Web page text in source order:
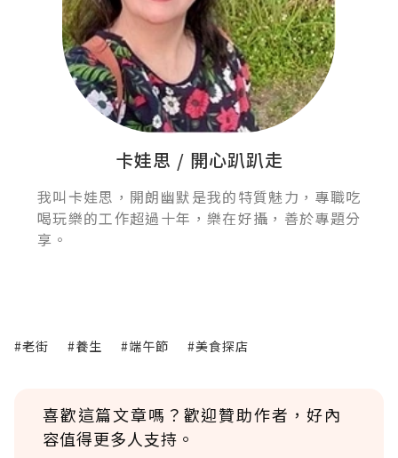
卡娃思 / 開心趴趴走
我叫卡娃思，開朗幽默是我的特質魅力，專職吃
喝玩樂的工作超過十年，樂在好攝，善於專題分
享。
#老街 #養生 #端午節 #美食探店
喜歡這篇文章嗎？歡迎贊助作者，好內
容值得更多人支持。